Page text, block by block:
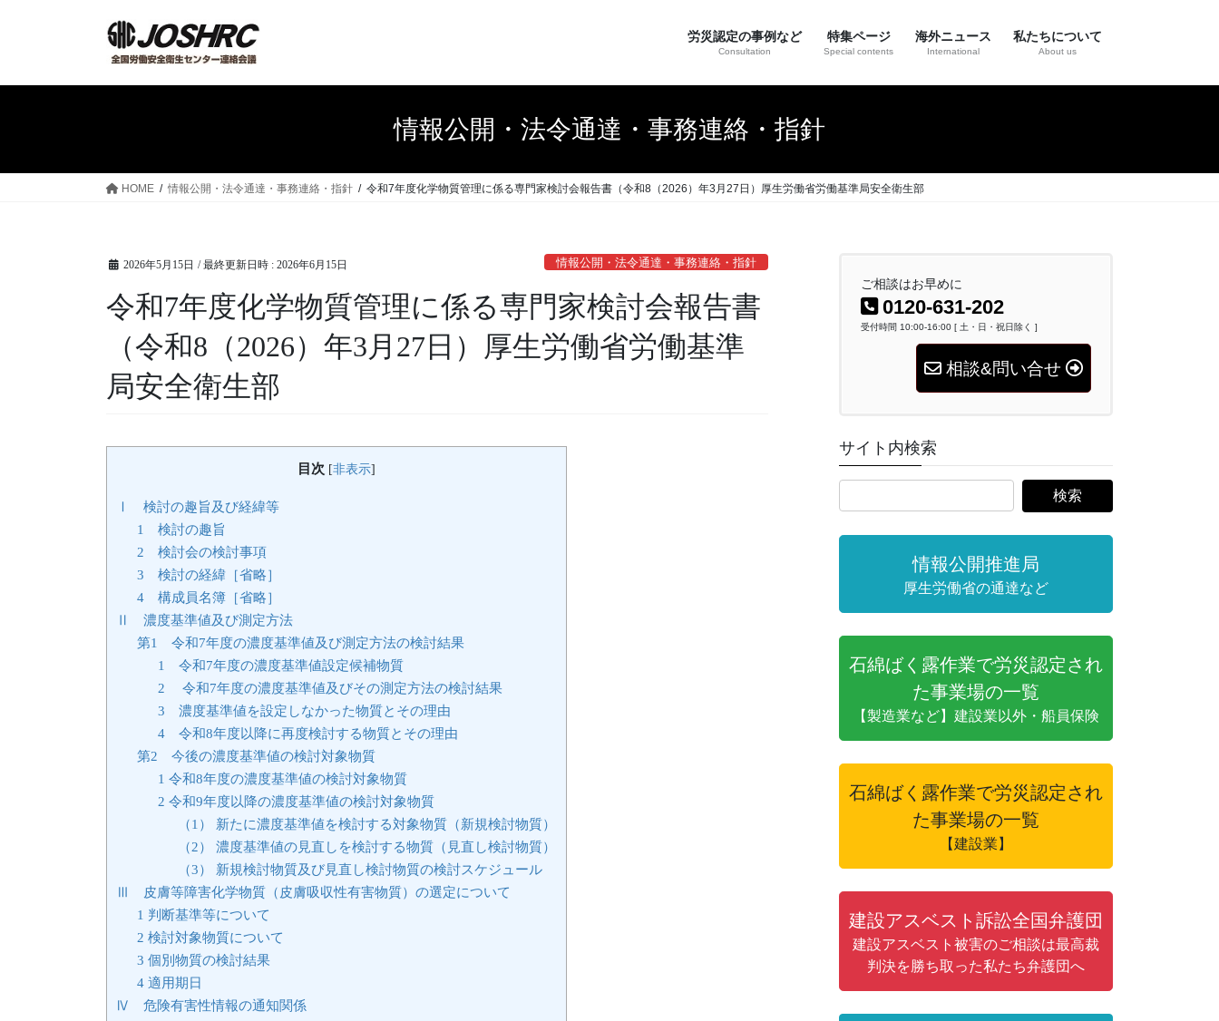
労災認定の事例など
Consultation
特集ページ
Special contents
海外ニュース
International
私たちについて
About us
情報公開・法令通達・事務連絡・指針
HOME 情報公開・法令通達・事務連絡・指針 令和7年度化学物質管理に係る専門家検討会報告書（令和8（2026）年3月27日）厚生労働省労働基準局安全衛生部
2026年5月15日 / 最終更新日時 : 2026年6月15日 情報公開・法令通達・事務連絡・指針
令和7年度化学物質管理に係る専門家検討会報告書
（令和8（2026）年3月27日）厚生労働省労働基準
局安全衛生部
目次 [非表示]
Ⅰ 検討の趣旨及び経緯等
1 検討の趣旨
2 検討会の検討事項
3 検討の経緯［省略］
4 構成員名簿［省略］
Ⅱ 濃度基準値及び測定方法
第1 令和7年度の濃度基準値及び測定方法の検討結果
1 令和7年度の濃度基準値設定候補物質
2 令和7年度の濃度基準値及びその測定方法の検討結果
3 濃度基準値を設定しなかった物質とその理由
4 令和8年度以降に再度検討する物質とその理由
第2 今後の濃度基準値の検討対象物質
1 令和8年度の濃度基準値の検討対象物質
2 令和9年度以降の濃度基準値の検討対象物質
（1） 新たに濃度基準値を検討する対象物質（新規検討物質）
（2） 濃度基準値の見直しを検討する物質（見直し検討物質）
（3） 新規検討物質及び見直し検討物質の検討スケジュール
Ⅲ 皮膚等障害化学物質（皮膚吸収性有害物質）の選定について
1 判断基準等について
2 検討対象物質について
3 個別物質の検討結果
4 適用期日
Ⅳ 危険有害性情報の通知関係
ご相談はお早めに
0120-631-202
受付時間 10:00-16:00 [ 土・日・祝日除く ]
相談&問い合せ
サイト内検索
情報公開推進局
厚生労働省の通達など
石綿ばく露作業で労災認定され
た事業場の一覧
【製造業など】建設業以外・船員保険
石綿ばく露作業で労災認定され
た事業場の一覧
【建設業】
建設アスベスト訴訟全国弁護団
建設アスベスト被害のご相談は最高裁
判決を勝ち取った私たち弁護団へ